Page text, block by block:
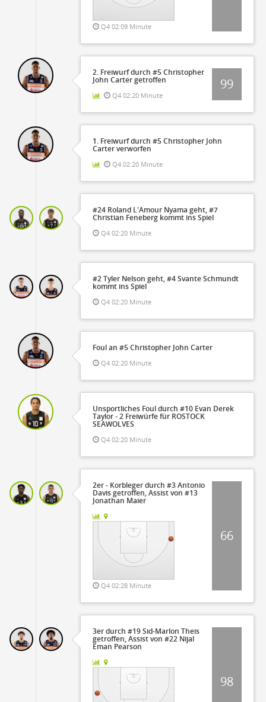
Q4 02:09 Minute
2. Freiwurf durch #5 Christopher
John Carter getroffen
Q4 02:20 Minute
99
1. Freiwurf durch #5 Christopher John
Carter verworfen
Q4 02:20 Minute
#24 Roland L'Amour Nyama geht, #7
Christian Feneberg kommt ins Spiel
Q4 02:20 Minute
#2 Tyler Nelson geht, #4 Svante Schmundt
kommt ins Spiel
Q4 02:20 Minute
Foul an #5 Christopher John Carter
Q4 02:20 Minute
Unsportliches Foul durch #10 Evan Derek
Taylor - 2 Freiwürfe für ROSTOCK
SEAWOLVES
Q4 02:20 Minute
2er - Korbleger durch #3 Antonio
Davis getroffen, Assist von #13
Jonathan Maier
Q4 02:28 Minute
66
3er durch #19 Sid-Marlon Theis
getroffen, Assist von #22 Nijal
Eman Pearson
98